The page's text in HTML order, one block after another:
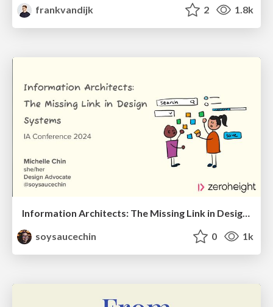
frankvandijk
2 1.8k
Information Architects: The Missing Link in Design Systems
soysaucechin
0 1k